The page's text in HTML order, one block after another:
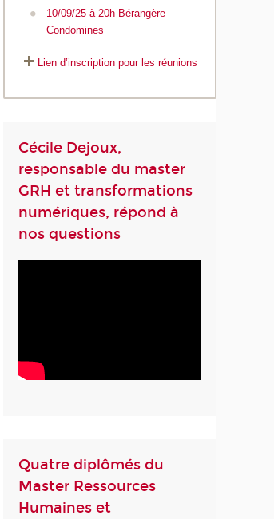
10/09/25 à 20h Bérangère
Condomines
Lien d’inscription pour les réunions
Cécile Dejoux,
responsable du master
GRH et transformations
numériques, répond à
nos questions
Quatre diplômés du
Master Ressources
Humaines et